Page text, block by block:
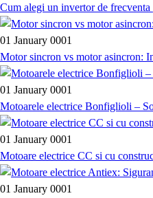
Cum alegi un invertor de
01 January 0001
Motor sincron vs motor asincron:
01 January 0001
Motoarele electrice Bonfiglioli –
01 January 0001
Motoare electrice CC si cu
01 January 0001